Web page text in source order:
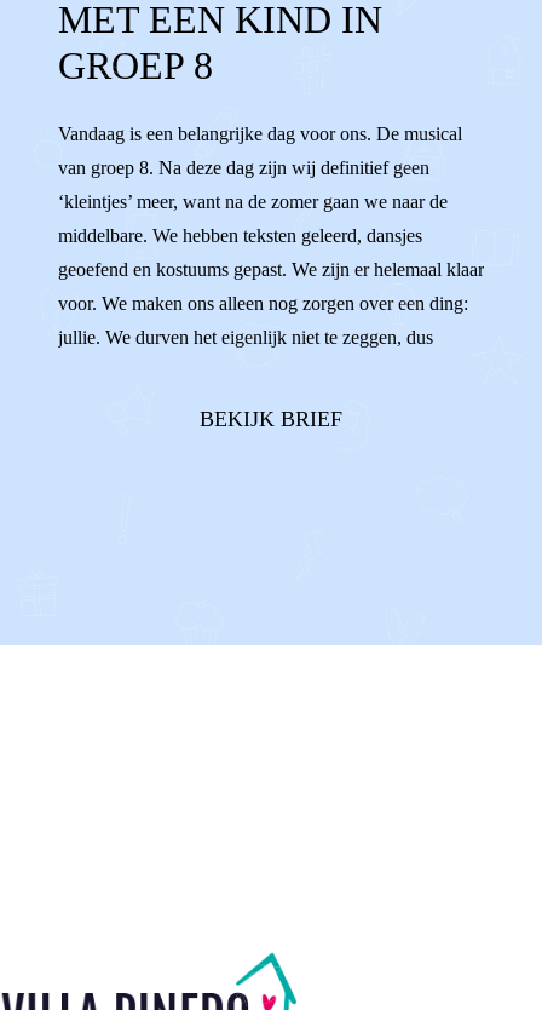
MIDDELBARE BASISSCHOOL
LAGERE SCHOOL
OMA'S NAAST ELKAAR
MET EEN KIND IN
GROEP 8
Vandaag is een belangrijke dag voor ons. De musical
van groep 8. Na deze dag zijn wij definitief geen
‘kleintjes’ meer, want na de zomer gaan we naar de
middelbare. We hebben teksten geleerd, dansjes
geoefend en kostuums gepast. We zijn er helemaal klaar
voor. We maken ons alleen nog zorgen over een ding:
jullie. We durven het eigenlijk niet te zeggen, dus
BEKIJK BRIEF